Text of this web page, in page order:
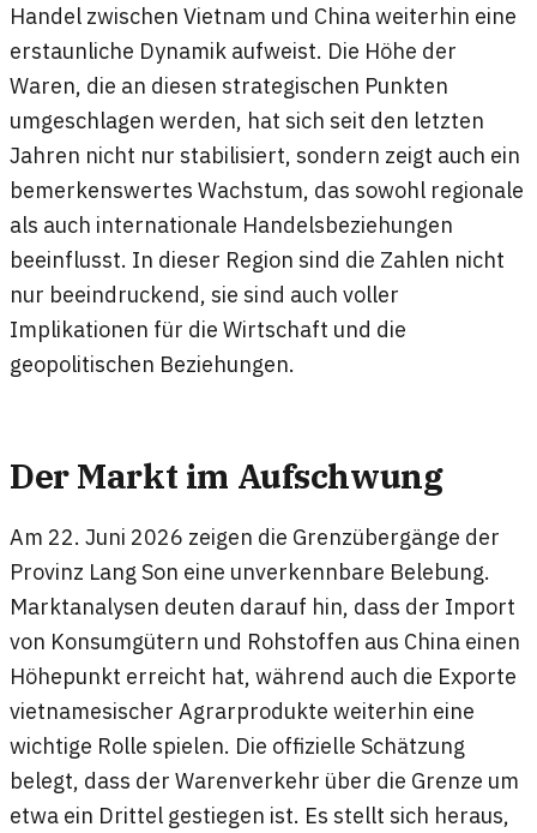
Handel zwischen Vietnam und China weiterhin eine
erstaunliche Dynamik aufweist. Die Höhe der
Waren, die an diesen strategischen Punkten
umgeschlagen werden, hat sich seit den letzten
Jahren nicht nur stabilisiert, sondern zeigt auch ein
bemerkenswertes Wachstum, das sowohl regionale
als auch internationale Handelsbeziehungen
beeinflusst. In dieser Region sind die Zahlen nicht
nur beeindruckend, sie sind auch voller
Implikationen für die Wirtschaft und die
geopolitischen Beziehungen.
Der Markt im Aufschwung
Am 22. Juni 2026 zeigen die Grenzübergänge der
Provinz Lang Son eine unverkennbare Belebung.
Marktanalysen deuten darauf hin, dass der Import
von Konsumgütern und Rohstoffen aus China einen
Höhepunkt erreicht hat, während auch die Exporte
vietnamesischer Agrarprodukte weiterhin eine
wichtige Rolle spielen. Die offizielle Schätzung
belegt, dass der Warenverkehr über die Grenze um
etwa ein Drittel gestiegen ist. Es stellt sich heraus,